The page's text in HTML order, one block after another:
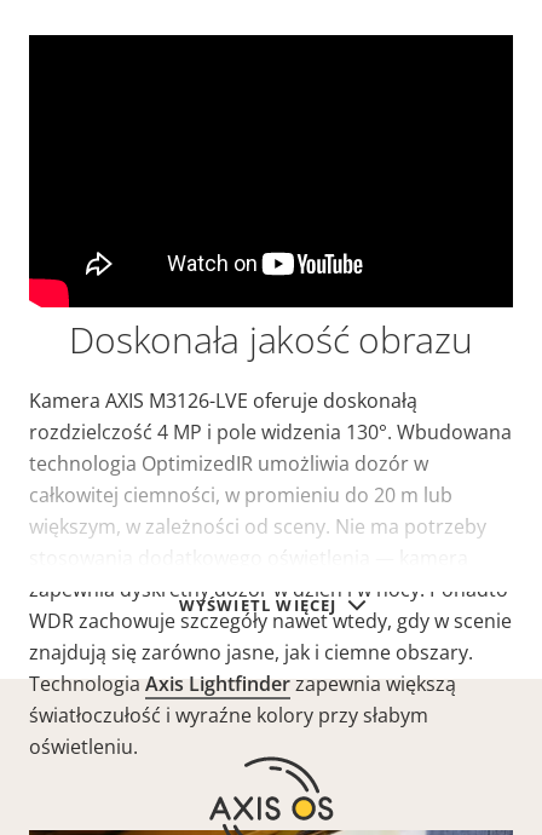
WYŚWIETL WIĘCEJ
Doskonała jakość obrazu
Kamera AXIS M3126-LVE oferuje doskonałą
rozdzielczość 4 MP i pole widzenia 130°. Wbudowana
technologia OptimizedIR umożliwia dozór w
całkowitej ciemności, w promieniu do 20 m lub
większym, w zależności od sceny. Nie ma potrzeby
zapewnia dyskretny dozór w dzień i w nocy. Ponadto
WDR zachowuje szczegóły nawet wtedy, gdy w scenie
znajdują się zarówno jasne, jak i ciemne obszary.
Technologia Axis Lightfinderzapewnia większą
światłoczułość i wyraźne kolory przy słabym
oświetleniu.